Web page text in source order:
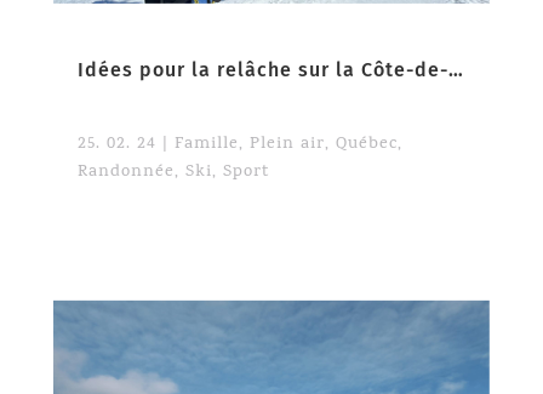
Idées pour la relâche sur la Côte-de-Beaupré
25. 02. 24 | Famille, Plein air, Québec,
Randonnée, Ski, Sport